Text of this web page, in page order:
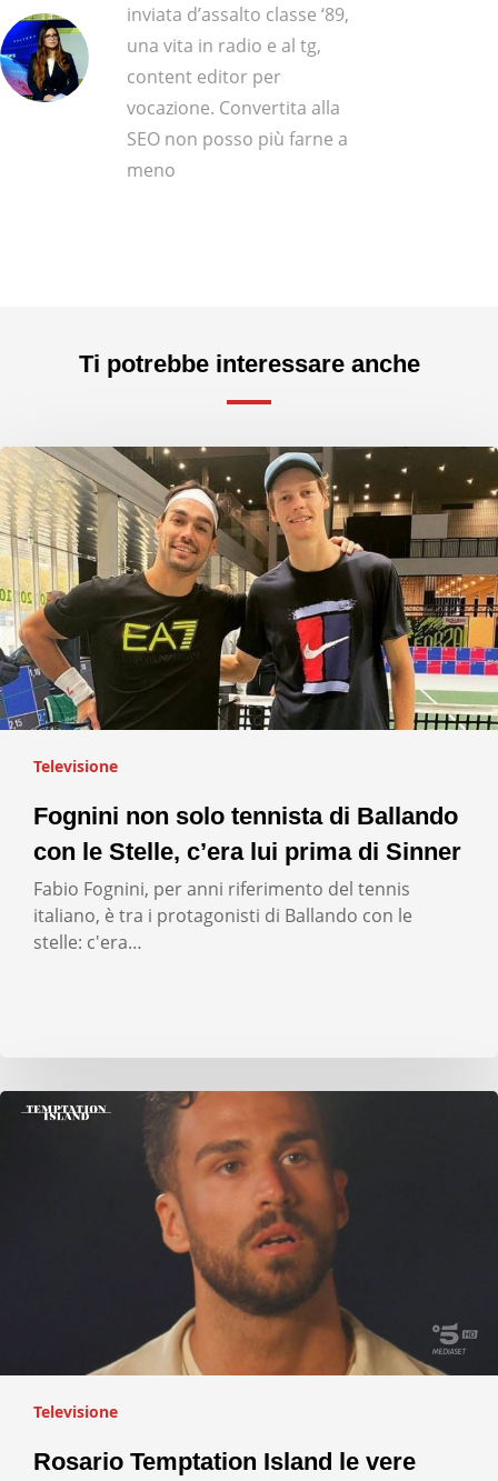
inviata d’assalto classe ‘89,
una vita in radio e al tg,
content editor per
vocazione. Convertita alla
SEO non posso più farne a
meno
Ti potrebbe interessare anche
Televisione
Fognini non solo tennista di Ballando
con le Stelle, c’era lui prima di Sinner
Fabio Fognini, per anni riferimento del tennis
italiano, è tra i protagonisti di Ballando con le
stelle: c'era…
Televisione
Rosario Temptation Island le vere